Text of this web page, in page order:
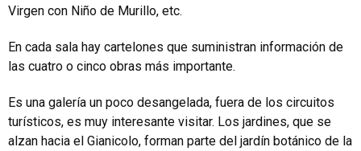
Virgen con Niño de Murillo, etc.
En cada sala hay cartelones que suministran información de
las cuatro o cinco obras más importante.
Es una galería un poco desangelada, fuera de los circuitos
turísticos, es muy interesante visitar. Los jardines, que se
alzan hacia el Gianicolo, forman parte del jardín botánico de la